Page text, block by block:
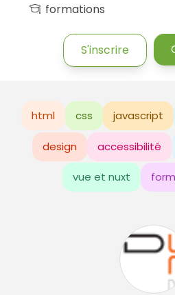
formations
S'inscrire
html css javascript
design accessibilité
vue et nuxt